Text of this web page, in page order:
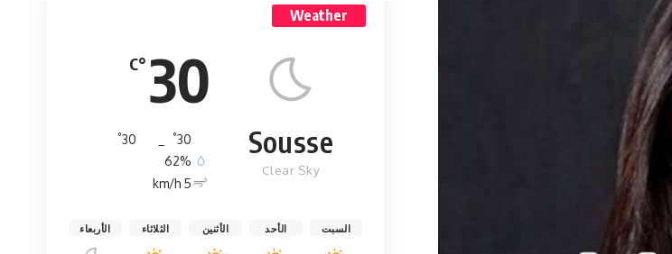
Weather
30
°C
Sousse
Clear Sky
30
°
30
°
62%
5 km/h
السبت الأحد الأثنين الثلاثاء الأربعاء